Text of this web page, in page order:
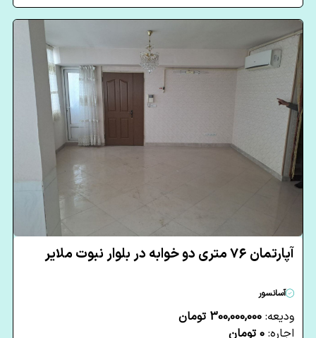
آپارتمان 76 متری دو خوابه در بلوار نبوت ملایر
آسانسور
ودیعه: 300,000,000 تومان
اجاره: 0 تومان